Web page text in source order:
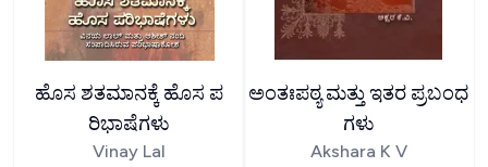
ಹೊಸ ಶತಮಾನಕ್ಕೆ ಹೊಸ ಪ
ರಿಭಾಷೆಗಳು
Vinay Lal
ಅಂತಃಪಠ್ಯ ಮತ್ತು ಇತರ ಪ್ರಬಂಧ
ಗಳು
Akshara K V